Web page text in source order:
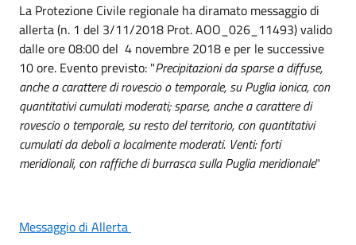
La Protezione Civile regionale ha diramato messaggio di
allerta (n. 1 del 3/11/2018 Prot. AOO_026_11493) valido
dalle ore 08:00 del 4 novembre 2018 e per le successive
10 ore. Evento previsto: "Precipitazioni da sparse a diffuse,
anche a carattere di rovescio o temporale, su Puglia ionica, con
quantitativi cumulati moderati; sparse, anche a carattere di
rovescio o temporale, su resto del territorio, con quantitativi
cumulati da deboli a localmente moderati. Venti: forti
meridionali, con raffiche di burrasca sulla Puglia meridionale"
Messaggio di Allerta